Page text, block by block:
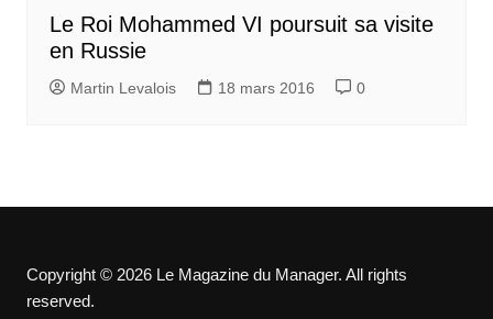
Le Roi Mohammed VI poursuit sa visite
en Russie
Martin Levalois 18 mars 2016 0
Copyright © 2026 Le Magazine du Manager. All rights
reserved.